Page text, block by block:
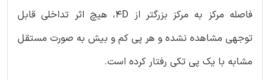
فاصله مرکز به مرکز بزرگتر از 4D، هیچ اثر تداخلی قابل
توجهی مشاهده نشده و هر پی کم و بیش به صورت مستقل
مشابه با یک پی تکی رفتار کرده است.